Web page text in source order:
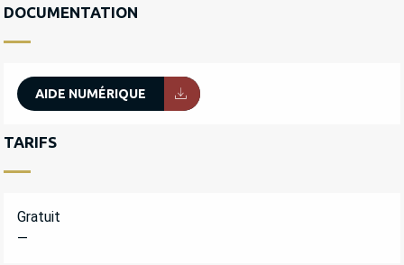
DOCUMENTATION
AIDE NUMÉRIQUE
TARIFS
Gratuit
—